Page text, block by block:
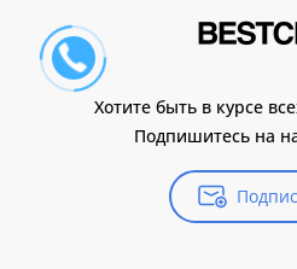
Хотите быть в курсе
Подпишитесь на